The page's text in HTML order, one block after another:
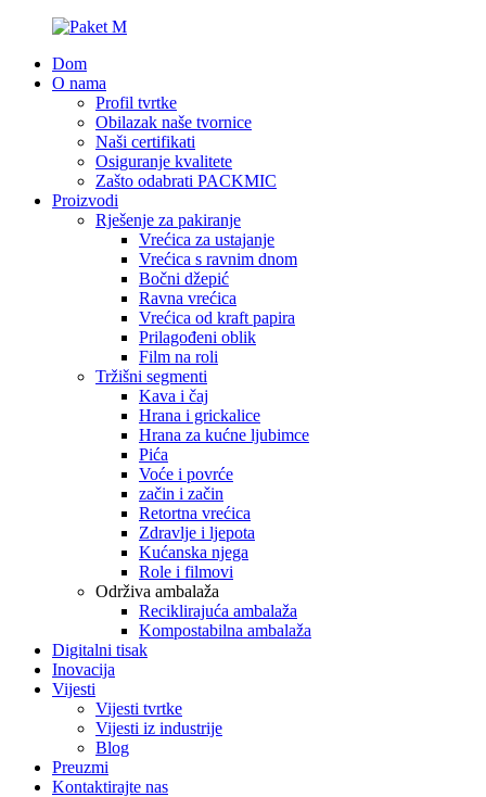
Dom
O nama
Profil tvrtke
Obilazak naše tvornice
Naši certifikati
Osiguranje kvalitete
Zašto odabrati PACKMIC
Proizvodi
Rješenje za pakiranje
Vrećica za ustajanje
Vrećica s ravnim dnom
Bočni džepić
Ravna vrećica
Vrećica od kraft papira
Prilagođeni oblik
Film na roli
Tržišni segmenti
Kava i čaj
Hrana i grickalice
Hrana za kućne ljubimce
Pića
Voće i povrće
začin i začin
Retortna vrećica
Zdravlje i ljepota
Kućanska njega
Role i filmovi
Održiva ambalaža
Reciklirajuća ambalaža
Kompostabilna ambalaža
Digitalni tisak
Inovacija
Vijesti
Vijesti tvrtke
Vijesti iz industrije
Blog
Preuzmi
Kontaktirajte nas